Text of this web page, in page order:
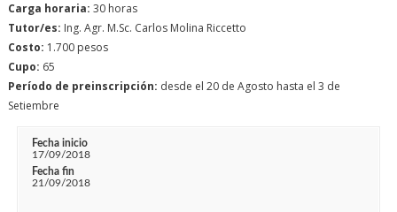
Carga horaria: 30 horas
Tutor/es: Ing. Agr. M.Sc. Carlos Molina Riccetto
Costo: 1.700 pesos
Cupo: 65
Período de preinscripción: desde el 20 de Agosto hasta el 3 de
Setiembre
Fecha inicio
17/09/2018
Fecha fin
21/09/2018